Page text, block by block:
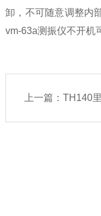
卸，不可随意调整内
vm-63a测振仪不开机
上一篇：TH140